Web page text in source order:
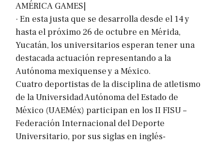
AMÉRICA GAMES|
· En esta justa que se desarrolla desde el 14 y
hasta el próximo 26 de octubre en Mérida,
Yucatán, los universitarios esperan tener una
destacada actuación representando a la
Autónoma mexiquense y a México.
Cuatro deportistas de la disciplina de atletismo
de la Universidad Autónoma del Estado de
México (UAEMéx) participan en los II FISU –
Federación Internacional del Deporte
Universitario, por sus siglas en inglés-